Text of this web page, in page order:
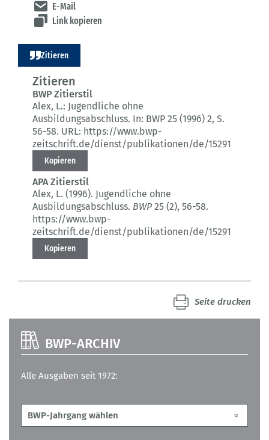
E-Mail
Link kopieren
Zitieren
Zitieren
BWP Zitierstil
Alex, L.: Jugendliche ohne
Ausbildungsabschluss. In: BWP 25 (1996) 2, S.
56-58. URL: https://www.bwp-
zeitschrift.de/dienst/publikationen/de/15291
Kopieren
APA Zitierstil
Alex, L. (1996). Jugendliche ohne
Ausbildungsabschluss. BWP25 (2), 56-58.
https://www.bwp-
zeitschrift.de/dienst/publikationen/de/15291
Kopieren
Seite drucken
BWP-ARCHIV
Alle Ausgaben seit 1972: